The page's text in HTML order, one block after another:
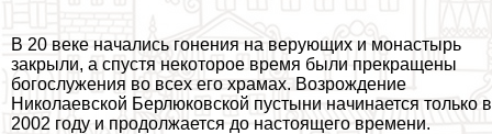
В 20 веке начались гонения на верующих и монастырь
закрыли, а спустя некоторое время были прекращены
богослужения во всех его храмах. Возрождение
Николаевской Берлюковской пустыни начинается только в
2002 году и продолжается до настоящего времени.